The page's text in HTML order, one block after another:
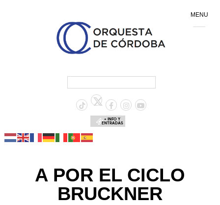
+ INFO Y
ENTRADAS
A POR EL CICLO
BRUCKNER
MENU